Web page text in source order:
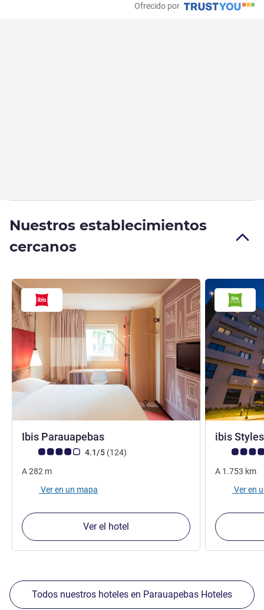
Ofrecido por
Nuestros establecimientos
cercanos
Ibis Parauapebas
Nota de clientes de Avis (Clasificación de ALL)
4.1/5 (124opiniones
)
A282 m
Ver en un mapa
Ver el hotel
ibis
Nota de
A 1.753 km
Ver en
Todos nuestros hoteles en Parauapebas Hoteles